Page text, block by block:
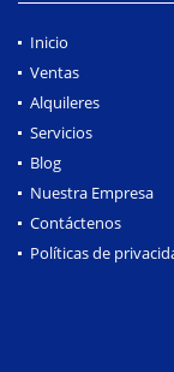
Inicio
Ventas
Alquileres
Servicios
Blog
Nuestra Empresa
Contáctenos
Políticas de